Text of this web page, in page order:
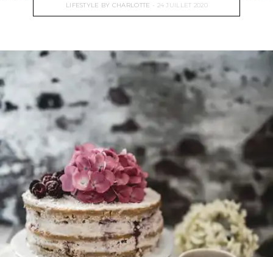
LIFESTYLE BY CHARLOTTE 24 JUILLET 2020